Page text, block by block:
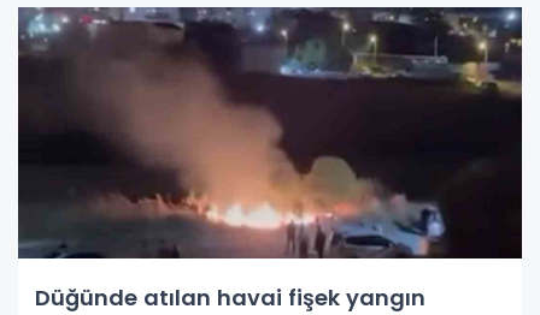
Düğünde atılan havai fişek yangın